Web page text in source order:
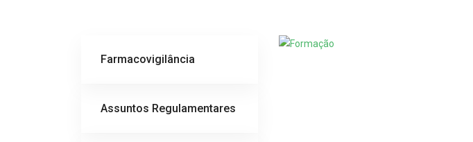
Farmacovigilância
Assuntos Regulamentares